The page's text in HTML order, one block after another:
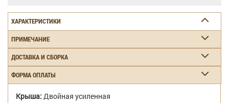
ХАРАКТЕРИСТИКИ
ПРИМЕЧАНИЕ
ДОСТАВКА И СБОРКА
ФОРМА ОПЛАТЫ
Крыша: Двойная усиленная